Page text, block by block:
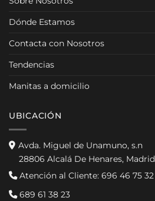
Dónde Estamos
Contacta con Nosotros
Tendencias
Manitas a domicilio
UBICACIÓN
Avda. Miguel de Unamuno, s.n
28806 Alcalá De Henares, Madrid
Atención al Cliente: 696 46 75 32
689 61 38 23